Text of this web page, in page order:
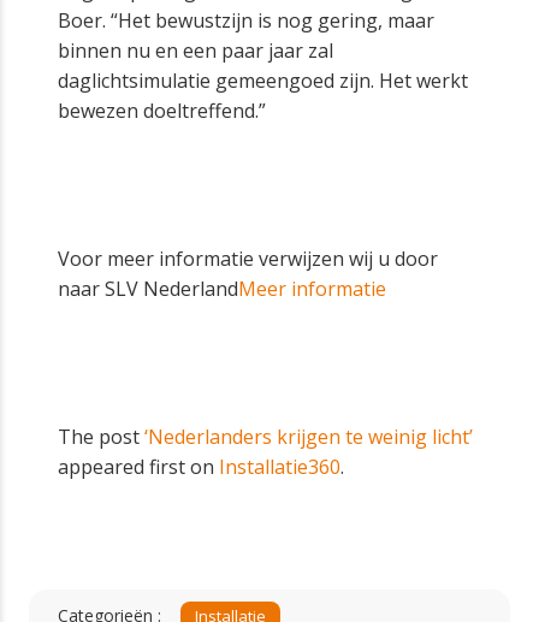
Boer. “Het bewustzijn is nog gering, maar
binnen nu en een paar jaar zal
daglichtsimulatie gemeengoed zijn. Het werkt
bewezen doeltreffend.”
Voor meer informatie verwijzen wij u door
naar SLV NederlandMeer informatie
The post‘Nederlanders krijgen te weinig licht’
appeared first on Installatie360.
Categorieën : Installatie